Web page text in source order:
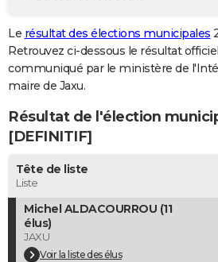
GUIDES D'ACHAT
BONS PLANS
CARTE DE VOEUX
Carte de Noël
Carte Bonne année
Carte Saint-Valentin
Carte Pâques
Carte d'anniversaire
DICTIONNAIRE
Dictionnaire
Biographies
Citations
Expressions
Proverbes
PROGRAMME TV
COPAINS D'AVANT
S'inscrire
Se connecter
Lycées
Collèges
Primaires
Universités
Entreprises
Service militaire
Avis de recherche
AVIS DE DÉCÈS
Le résultat des élections municipales
Retrouvez ci-dessous le résultat
communiqué par le ministère de
maire de Jaxu.
Résultat de l'élection
[DEFINITIF]
Tête de liste
Liste
Michel ALDACOURROU (11
élus)
JAXU
Voir la liste des élus